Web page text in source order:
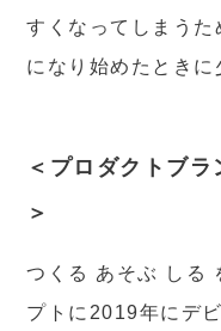
すくなってしまう
になり始めたときに
＜プロダクトブ
＞
つくる あそぶ しる
プトに2019年にデ